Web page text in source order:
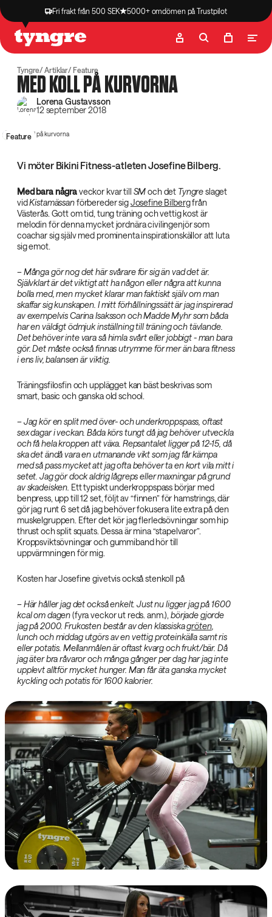
Fri frakt från 500 SEK 5000+ omdömen på Trustpilot
Butik Recept
Tyngre Artiklar Feature
MED KOLL PÅ KURVORNA
Lorena Gustavsson
12 september 2018
Feature
Vi möter Bikini Fitness-atleten Josefine Bilberg.
Med bara någraveckor kvar till SMoch det Tyngreslaget
vidKistamässanförbereder sigJosefine Bilbergfrån
Västerås. Gott om tid, tung träning och vettig kost är
melodin för denna mycket jordnära civilingenjör som
coachar sig själv med prominenta inspirationskällor att luta
sig emot.
– Många gör nog det här svårare för sig än vad det är.
Självklart är det viktigt att ha någon eller några att kunna
bolla med, men mycket klarar man faktiskt själv om man
skaffar sig kunskapen. I mitt förhållningssätt är jag inspirerad
av exempelvis Carina Isaksson och Madde Myhr som båda
har en väldigt ödmjuk inställning till träning och tävlande.
Det behöver inte vara så himla svårt eller jobbigt - man bara
gör. Det måste också finnas utrymme för mer än bara fitness
i ens liv, balansen är viktig.
Träningsfilosfin och upplägget kan bäst beskrivas som
smart, basic och ganska old school.
– Jag kör en split med över- och underkroppspass, oftast
sex dagar i veckan. Båda körs tungt då jag behöver utveckla
och få hela kroppen att växa. Repsantalet ligger på 12-15, då
ska det ändå vara en utmanande vikt som jag får kämpa
med så pass mycket att jag ofta behöver ta en kort vila mitt i
setet. Jag gör dock aldrig lågreps eller maxningar på grund
av skadeisken. Ett typiskt underkroppspass börjar med
benpress, upp till 12 set, följt av “finnen” för hamstrings, där
gör jag runt 6 set då jag behöver fokusera lite extra på den
muskelgruppen. Efter det kör jag flerledsövningar som hip
thrust och split squats. Dessa är mina “stapelvaror”.
Kroppsviktsövningar och gummiband hör till
uppvärmningen för mig.
Kosten har Josefine givetvis också stenkoll på
– Här håller jag det också enkelt. Just nu ligger jag på 1600
kcal om dagen(fyra veckor ut reds. anm.), började gjorde
jag på 2000. Frukosten består av den klassiskagröten,
lunch och middag utgörs av en vettig proteinkälla samt ris
eller potatis. Mellanmålen är oftast kvarg och frukt/bär. Då
jag äter bra råvaror och många gånger per dag har jag inte
upplevt alltför mycket hunger. Man får äta ganska mycket
kyckling och potatis för 1600 kalorier.